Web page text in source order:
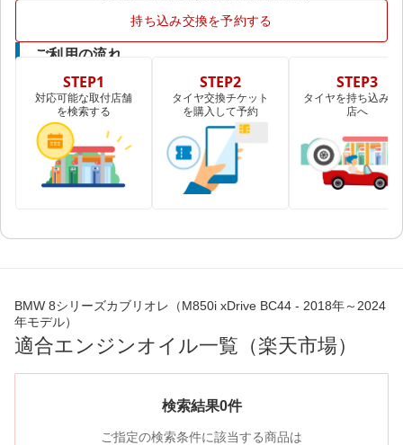
持ち込み交換を予約する
ご利用の流れ
STEP1
対応可能な取付店舗
を検索する
STEP2
タイヤ交換チケット
を購入して予約
STEP3
タイヤを持ち込み取
店へ
BMW 8シリーズカブリオレ（M850i xDrive BC44 - 2018年～2024
年モデル）
適合エンジンオイル一覧（楽天市場）
検索結果0件
ご指定の検索条件に該当する商品は